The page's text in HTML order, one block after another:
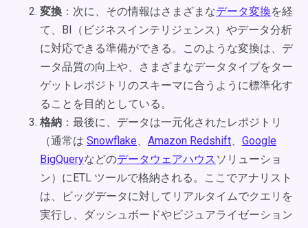
変換 ：次に、その情報はさまざまなデータ変換を経
て、BI（ビジネスインテリジェンス）やデータ分析
に対応できる準備ができる。このような変換は、デ
ータ品質の向上や、さまざまなデータタイプをター
ゲットレポジトリのスキーマに合うように標準化す
ることを目的としている。
格納 ：最後に、データは一元化されたレポジトリ
（通常は Snowflake、 Amazon Redshift、 Google
BigQueryなどのデータウェアハウス ソリューショ
ン）にETL ツールで格納される。ここでアナリスト
は、ビッグデータに対してリアルタイムでクエリを
実行し、ダッシュボードやビジュアライゼーション